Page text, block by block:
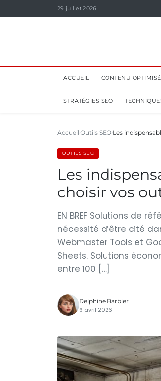
29 juillet 2026
ACCUEIL CONTENU OPTIMISÉ
STRATÉGIES SEO
Accueil Outils SEO Les
OUTILS SEO
Les
choisir vos
EN BREF Solutions de
nécessité d’être cité
Webmaster Tools et
Sheets. Solutions
entre 100 […]
Delphine Barbier
6 avril 2026